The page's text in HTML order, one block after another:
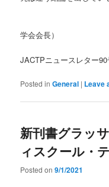
柿谷正期
学会会長）
JACTPニュースレター
Posted in General | Leave
新刊書グラッ
ィスクール・
Posted on9/1/2021